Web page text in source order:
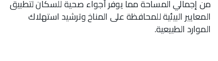
من إجمالي المساحة مما يوفر أجواء صحية للسكان لتطبيق
المعايير البيئية للمحافظة على المناخ وترشيد استهلاك
الموارد الطبيعية.